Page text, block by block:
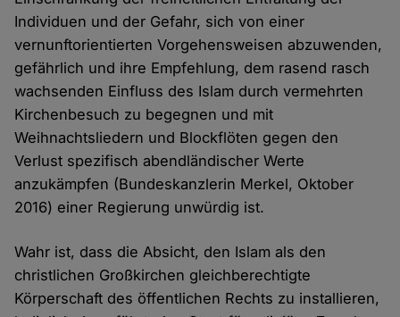
Individuen und der Gefahr, sich von einer
vernunftorientierten Vorgehensweisen abzuwenden,
gefährlich und ihre Empfehlung, dem rasend rasch
wachsenden Einfluss des Islam durch vermehrten
Kirchenbesuch zu begegnen und mit
Weihnachtsliedern und Blockflöten gegen den
Verlust spezifisch abendländischer Werte
anzukämpfen (Bundeskanzlerin Merkel, Oktober
2016) einer Regierung unwürdig ist.
Wahr ist, dass die Absicht, den Islam als den
christlichen Großkirchen gleichberechtigte
Körperschaft des öffentlichen Rechts zu installieren,